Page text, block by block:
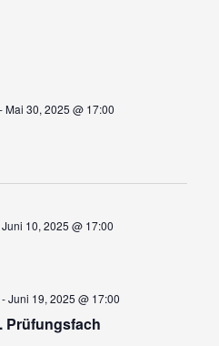
-Mai 30, 2025 @ 17:00
Juni 10, 2025 @ 17:00
Prüfungsfach
-Juni 19, 2025 @ 17:00